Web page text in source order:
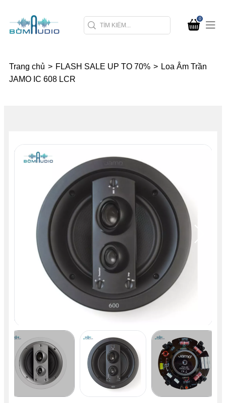
0
Trang chủ > FLASH SALE UP TO 70% > Loa Âm Trần
JAMO IC 608 LCR